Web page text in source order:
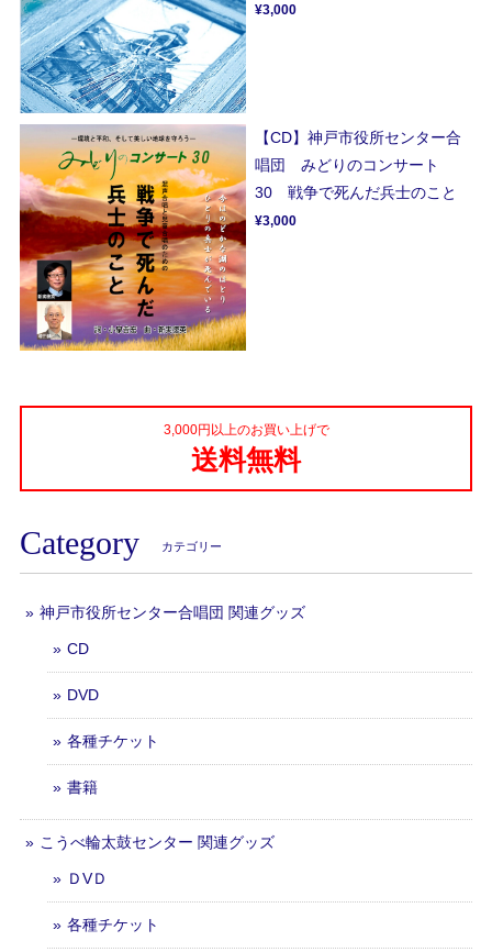
¥3,000
【CD】神戸市役所センター合
唱団 みどりのコンサート
30 戦争で死んだ兵士のこと
¥3,000
3,000円以上のお買い上げで
送料無料
Category カテゴリー
神戸市役所センター合唱団 関連グッズ
CD
DVD
各種チケット
書籍
こうべ輪太鼓センター 関連グッズ
ＤVＤ
各種チケット